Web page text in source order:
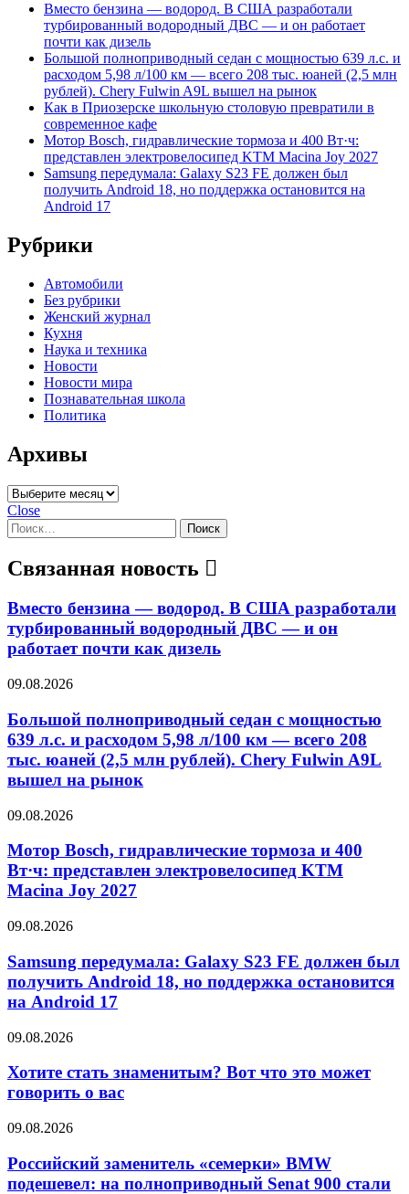
Вместо бензина — водород. В США разработали
турбированный водородный ДВС — и он работает
почти как дизель
Большой полноприводный седан с мощностью 639 л.с. и
расходом 5,98 л/100 км — всего 208 тыс. юаней (2,5 млн
рублей). Chery Fulwin A9L вышел на рынок
Как в Приозерске школьную столовую превратили в
современное кафе
Мотор Bosch, гидравлические тормоза и 400 Вт·ч:
представлен электровелосипед KTM Macina Joy 2027
Samsung передумала: Galaxy S23 FE должен был
получить Android 18, но поддержка остановится на
Android 17
Рубрики
Автомобили
Без рубрики
Женский журнал
Кухня
Наука и техника
Новости
Новости мира
Познавательная школа
Политика
Архивы
Архивы
Close
Найти:
Связанная новость
Вместо бензина — водород. В США разработали
турбированный водородный ДВС — и он
работает почти как дизель
09.08.2026
Большой полноприводный седан с мощностью
639 л.с. и расходом 5,98 л/100 км — всего 208
тыс. юаней (2,5 млн рублей). Chery Fulwin A9L
вышел на рынок
09.08.2026
Мотор Bosch, гидравлические тормоза и 400
Вт·ч: представлен электровелосипед KTM
Macina Joy 2027
09.08.2026
Samsung передумала: Galaxy S23 FE должен был
получить Android 18, но поддержка остановится
на Android 17
09.08.2026
Хотите стать знаменитым? Вот что это может
говорить о вас
09.08.2026
Российский заменитель «семерки» BMW
подешевел: на полноприводный Senat 900 стали